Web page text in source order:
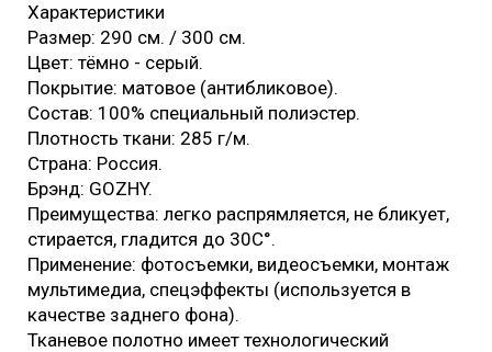
Характеристики
Размер: 290 см. / 300 см.
Цвет: тёмно - серый.
Покрытие: матовое (антибликовое).
Состав: 100% специальный полиэстер.
Плотность ткани: 285 г/м.
Страна: Россия.
Брэнд: GOZHY.
Преимущества: легко распрямляется, не бликует,
стирается, гладится до 30С°.
Применение: фотосъемки, видеосъемки, монтаж
мультимедиа, спецэффекты (используется в
качестве заднего фона).
Тканевое полотно имеет технологический